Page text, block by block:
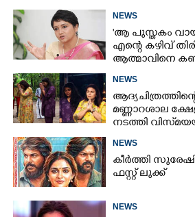
NEWS
'ആ പുസ്തകം
എന്റെ കഴിവ്
ആത്മാവിനെ
NEWS
മണ്ണാറശാല
നടത്തി
NEWS
കീർത്തി
ഫസ്റ്റ് ലുക്ക്
NEWS